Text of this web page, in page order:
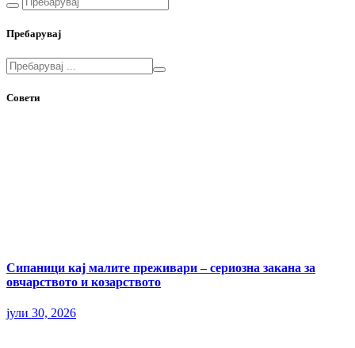
Пребарувај
Совети
Сипаници кај малите преживари – сериозна закана за
овчарството и козарството
јули 30, 2026